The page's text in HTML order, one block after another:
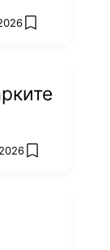
add favorites
add favorites